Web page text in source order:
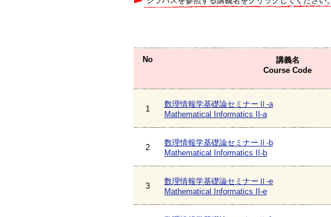
No
講義名
Course Code
1
数理情報学基礎論セミナーⅡ-a
Mathematical Informatics II-a
2
数理情報学基礎論セミナーⅡ-b
Mathematical Informatics II-b
3
数理情報学基礎論セミナーⅡ-e
Mathematical Informatics II-e